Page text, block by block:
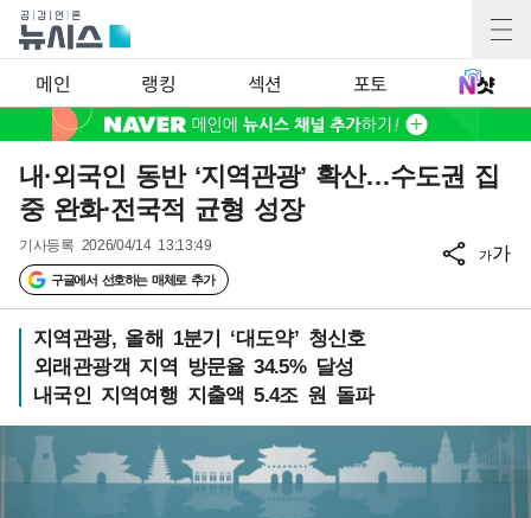
메인 랭킹 섹션 포토
내·외국인 동반 ‘지역관광’ 확산…수도권 집
중 완화·전국적 균형 성장
기사등록 2026/04/14 13:13:49
구글에서 선호하는 매체로 추가
가가
지역관광, 올해 1분기 ‘대도약’ 청신호
외래관광객 지역 방문율 34.5% 달성
내국인 지역여행 지출액 5.4조 원 돌파